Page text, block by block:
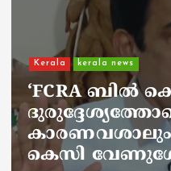
Kerala kerala news
ജനകീയ
നഴ്സിന്
അണലിയുടെ
ഡ്യൂട്ടിക്കിടെ